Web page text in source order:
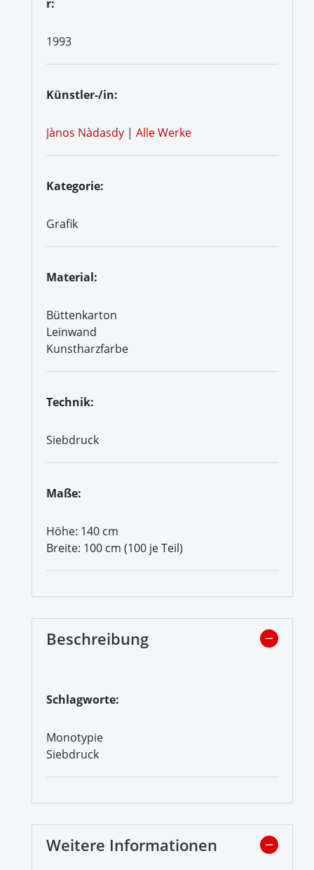
r:
1993
Künstler-/in:
Jànos Nàdasdy | Alle Werke
Kategorie:
Grafik
Material:
Büttenkarton
Leinwand
Kunstharzfarbe
Technik:
Siebdruck
Maße:
Höhe: 140 cm
Breite: 100 cm (100 je Teil)
Beschreibung
Schlagworte:
Monotypie
Siebdruck
Weitere Informationen